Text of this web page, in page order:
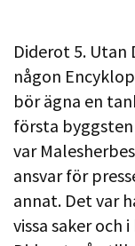
Diderot 5.
någon
bör ägna en
första byggsten
var
ansvar för
annat. Det var
vissa saker och